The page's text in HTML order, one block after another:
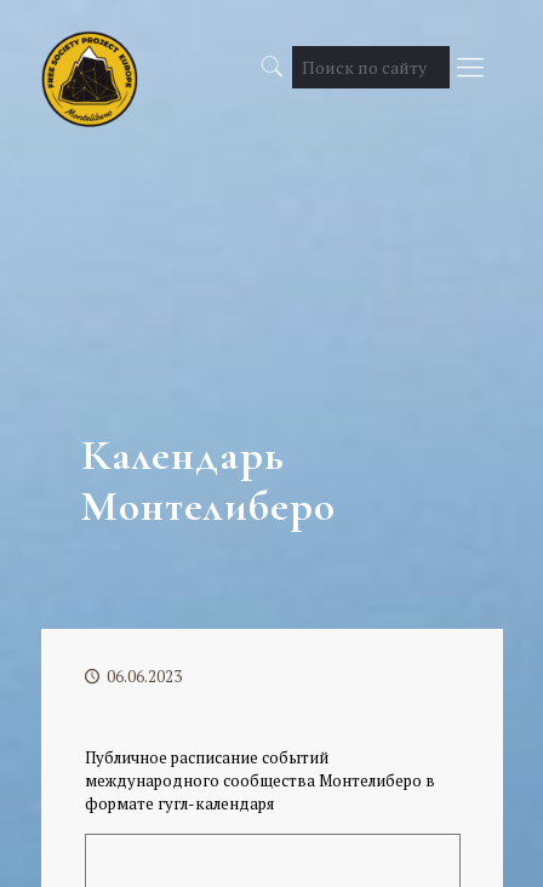
Календарь
Монтелиберо
06.06.2023
Публичное расписание событий
международного сообщества Монтелиберо в
формате гугл-календаря